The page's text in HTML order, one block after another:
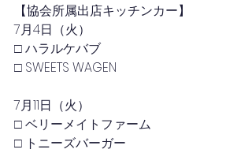
【協会所属出店キッチンカー】
7月4日（火）
□ ハラルケバブ
□ SWEETS WAGEN
7月11日（火）
□ ベリーメイトファーム
□ トニーズバーガー